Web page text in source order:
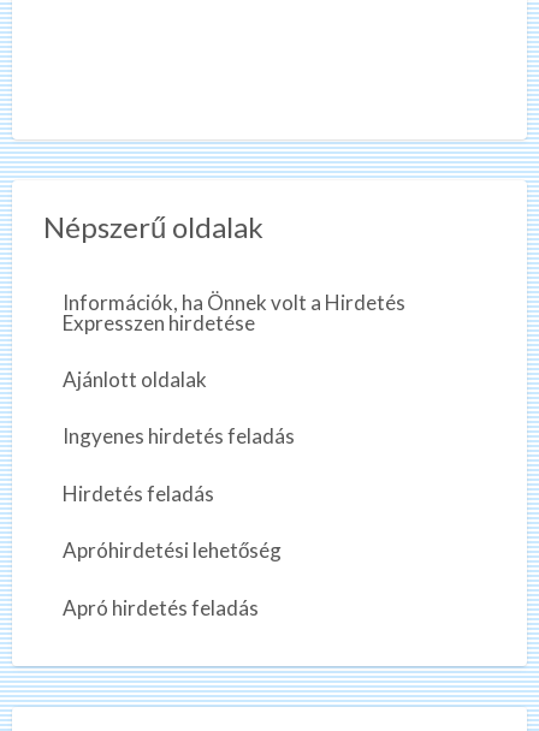
Népszerű oldalak
Információk, ha Önnek volt a Hirdetés
Expresszen hirdetése
Ajánlott oldalak
Ingyenes hirdetés feladás
Hirdetés feladás
Apróhirdetési lehetőség
Apró hirdetés feladás